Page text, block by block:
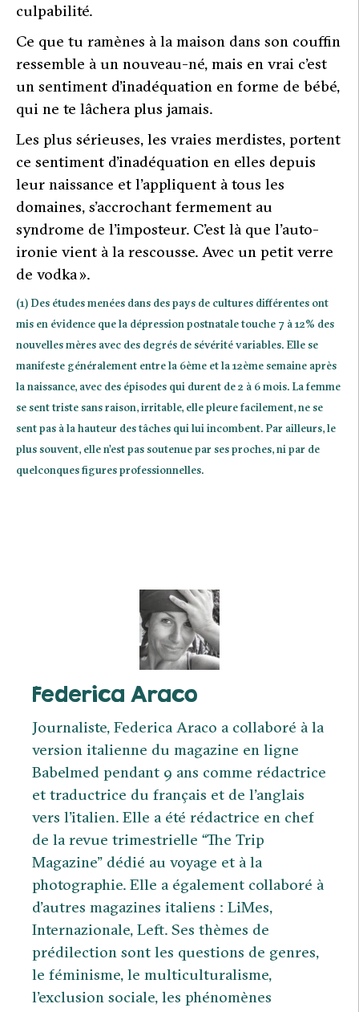
culpabilité.
Ce que tu ramènes à la maison dans son couffin
ressemble à un nouveau-né, mais en vrai c’est
un sentiment d’inadéquation en forme de bébé,
qui ne te lâchera plus jamais.
Les plus sérieuses, les vraies merdistes, portent
ce sentiment d’inadéquation en elles depuis
leur naissance et l’appliquent à tous les
domaines, s’accrochant fermement au
syndrome de l’imposteur. C’est là que l’auto-
ironie vient à la rescousse. Avec un petit verre
de vodka ».
(1) Des études menées dans des pays de cultures différentes ont
mis en évidence que la dépression postnatale touche 7 à 12% des
nouvelles mères avec des degrés de sévérité variables. Elle se
manifeste généralement entre la 6ème et la 12ème semaine après
la naissance, avec des épisodes qui durent de 2 à 6 mois. La femme
se sent triste sans raison, irritable, elle pleure facilement, ne se
sent pas à la hauteur des tâches qui lui incombent. Par ailleurs, le
plus souvent, elle n’est pas soutenue par ses proches, ni par de
quelconques figures professionnelles.
Federica Araco
Journaliste, Federica Araco a collaboré à la
version italienne du magazine en ligne
Babelmed pendant 9 ans comme rédactrice
et traductrice du français et de l’anglais
vers l’italien. Elle a été rédactrice en chef
de la revue trimestrielle “The Trip
Magazine” dédié au voyage et à la
photographie. Elle a également collaboré à
d’autres magazines italiens : LiMes,
Internazionale, Left. Ses thèmes de
prédilection sont les questions de genres,
le féminisme, le multiculturalisme,
l’exclusion sociale, les phénomènes